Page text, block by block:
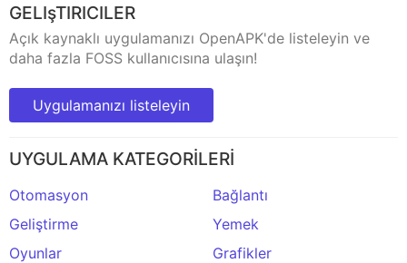
GELIşTIRICILER
Açık kaynaklı uygulamanızı OpenAPK'de listeleyin ve
daha fazla FOSS kullanıcısına ulaşın!
Uygulamanızı listeleyin
UYGULAMA KATEGORİLERİ
Otomasyon
Bağlantı
Geliştirme
Yemek
Oyunlar
Grafikler